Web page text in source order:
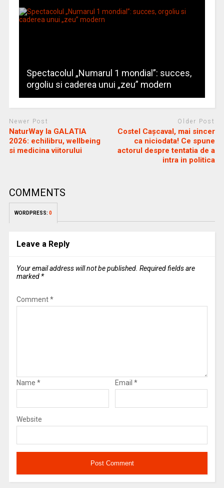
Spectacolul „Numarul 1 mondial”: succes,
orgoliu si caderea unui „zeu” modern
Newer Post
NaturWay la GALATIA
2026: echilibru, wellbeing
si medicina viitorului
Older Post
Costel Cașcaval, mai sincer
ca niciodata! Ce spune
actorul despre tentatia de a
intra in politica
COMMENTS
WORDPRESS: 0
Leave a Reply
Your email address will not be published. Required fields are
marked *
Comment*
Name * Email *
Website